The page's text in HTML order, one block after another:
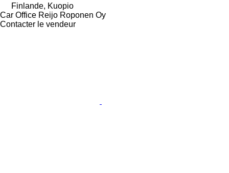
Finlande, Kuopio
Car Office Reijo Roponen Oy
Contacter le vendeur